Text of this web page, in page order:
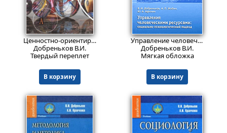
Пред.заказ!
Ценностно-ориентированная социология: Проблемное поле постнеклассической методологии
Добреньков В.И.
Твердый переплет
В корзину
Пред.заказ!
Управление человеческими ресурсами: социально-психологический подход
Добреньков В.И.
Мягкая обложка
В корзину